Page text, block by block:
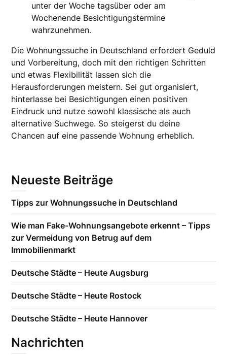
unter der Woche tagsüber oder am
Wochenende Besichtigungstermine
wahrzunehmen.
Die Wohnungssuche in Deutschland erfordert Geduld
und Vorbereitung, doch mit den richtigen Schritten
und etwas Flexibilität lassen sich die
Herausforderungen meistern. Sei gut organisiert,
hinterlasse bei Besichtigungen einen positiven
Eindruck und nutze sowohl klassische als auch
alternative Suchwege. So steigerst du deine
Chancen auf eine passende Wohnung erheblich.
Neueste Beiträge
Tipps zur Wohnungssuche in Deutschland
Wie man Fake-Wohnungsangebote erkennt – Tipps
zur Vermeidung von Betrug auf dem
Immobilienmarkt
Deutsche Städte – Heute Augsburg
Deutsche Städte – Heute Rostock
Deutsche Städte – Heute Hannover
Nachrichten